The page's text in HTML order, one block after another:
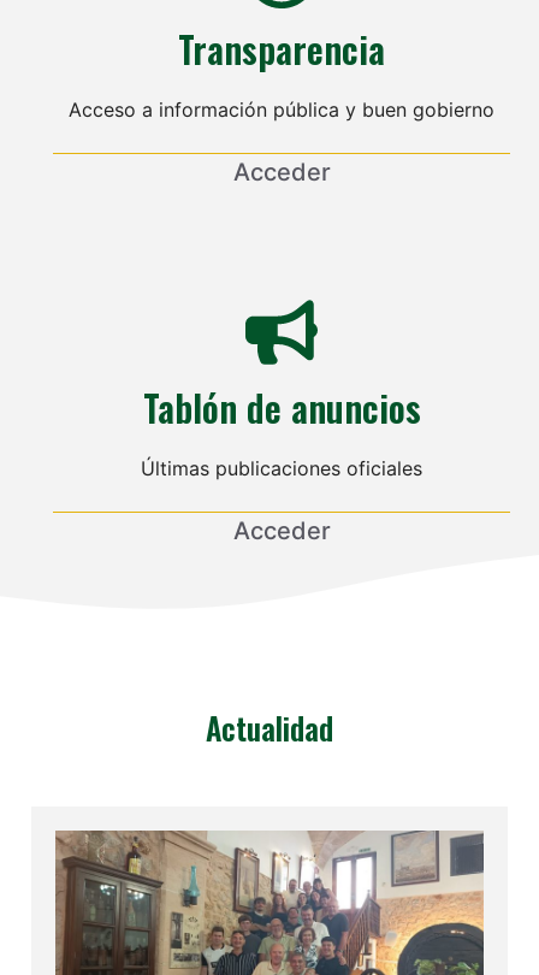
Transparencia
Acceso a información pública y buen gobierno
Acceder
Tablón de anuncios
Últimas publicaciones oficiales
Acceder
Actualidad